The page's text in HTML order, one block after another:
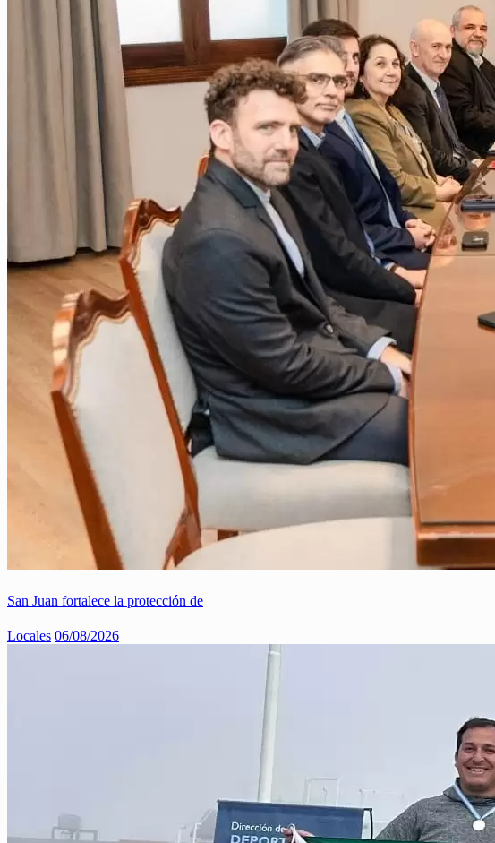
San Juan fortalece la protección de
Locales 06/08/2026